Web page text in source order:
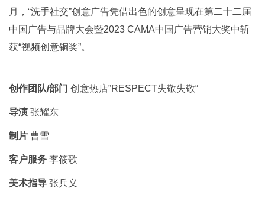
月，“洗手社交”创意广告凭借出色的创意呈现在第二十二届
中国广告与品牌大会暨2023 CAMA中国广告营销大奖中斩
获“视频创意铜奖”。
创作团队/部门 创意热店”RESPECT失敬失敬“
导演 张耀东
制片 曹雪
客户服务 李筱歌
美术指导 张兵义